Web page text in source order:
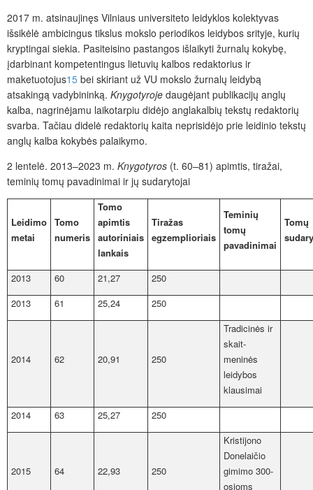
2017 m. atsinaujinęs Vilniaus universiteto leidyklos kolektyvas
išsikėlė ambicingus tikslus mokslo periodikos leidybos srityje, kurių
kryptingai siekia. Pasiteisino pastangos išlaikyti žurnalų kokybę,
įdarbinant kompetentingus lietuvių kalbos redaktorius ir
maketuotojus15 bei skiriant už VU mokslo žurnalų leidybą
atsakingą vadybininką. Knygotyroje daugėjant publikacijų anglų
kalba, nagrinėjamu laikotarpiu didėjo anglakalbių tekstų redaktorių
svarba. Tačiau didelė redaktorių kaita neprisidėjo prie leidinio tekstų
anglų kalba kokybės palaikymo.
2 lentelė. 2013–2023 m. Knygotyros (t. 60–81) apimtis, tiražai,
teminių tomų pavadinimai ir jų sudarytojai
Leidimo
metai
Tomo
numeris
Tomo
apimtis
autoriniais
lankais
Tiražas
egzemplioriais
Teminių
tomų
pavadinimai
Tomų
2013 60 21,27
250
2013
61 25,24 250
2014 62 20,91 250
Tradicinės ir
skait­
meninės
leidybos
klausimai
2014
63 25,27 250
2015 64 22,93 250
Kristijono
Donelaičio
gimimo 300-
osioms